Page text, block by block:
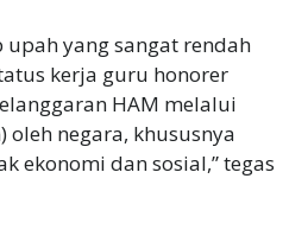
upah yang sangat rendah
kerja guru honorer
HAM melalui
oleh negara, khususnya
ekonomi dan sosial,” tegas